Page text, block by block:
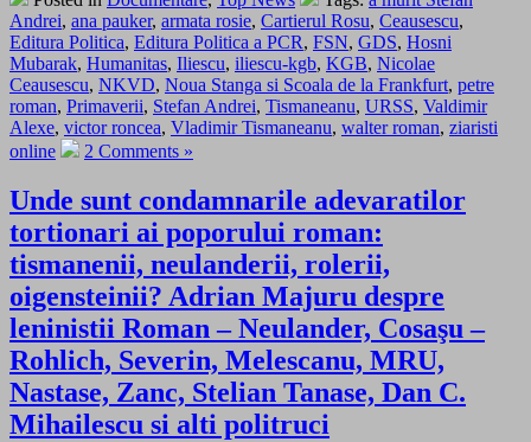
Andrei, ana pauker, armata rosie, Cartierul Rosu, Ceausescu,
Editura Politica, Editura Politica a PCR, FSN, GDS, Hosni
Mubarak, Humanitas, Iliescu, iliescu-kgb, KGB, Nicolae
Ceausescu, NKVD, Noua Stanga si Scoala de la Frankfurt, petre
roman, Primaverii, Stefan Andrei, Tismaneanu, URSS, Valdimir
Alexe, victor roncea, Vladimir Tismaneanu, walter roman, ziaristi
online
2 Comments »
Unde sunt condamnarile adevaratilor
tortionari ai poporului roman:
tismanenii, neulanderii, rolerii,
oigensteinii? Adrian Majuru despre
leninistii Roman – Neulander, Cosaşu –
Rohlich, Severin, Melescanu, MRU,
Nastase, Zanc, Stelian Tanase, Dan C.
Mihailescu si alti politruci